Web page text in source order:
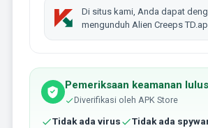
Di situs kami, Anda dapat
mengunduh Alien Creeps
Pemeriksaan keamanan lulus
Diverifikasi oleh APK Store
Tidak ada virus
Tidak ada